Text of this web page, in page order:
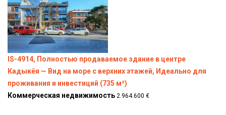
IS-4914, Полностью продаваемое здание в центре
Кадыкёя — Вид на море с верхних этажей, Идеально для
проживания и инвестиций (735 м²)
Коммерческая недвижимость 2.964.600 €